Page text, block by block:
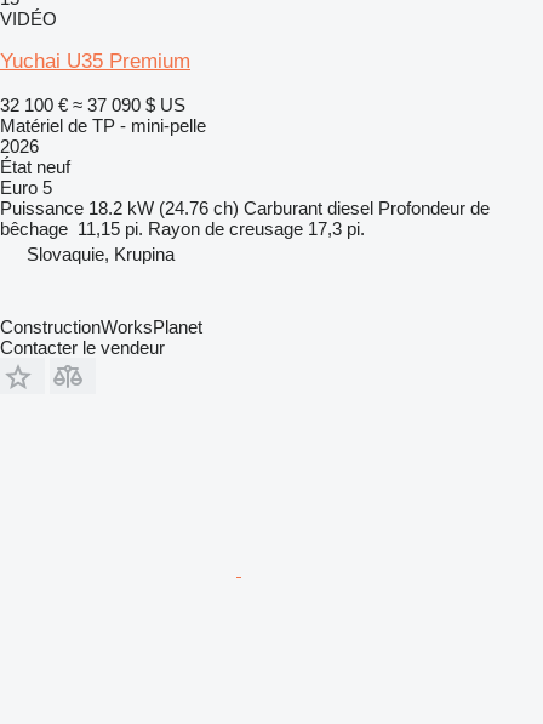
VIDÉO
Yuchai U35 Premium
32 100 € ≈ 37 090 $ US
Matériel de TP - mini-pelle
2026
État neuf
Euro 5
Puissance 18.2 kW (24.76 ch) Carburant diesel Profondeur de
bêchage 11,15 pi. Rayon de creusage 17,3 pi.
Slovaquie, Krupina
ConstructionWorksPlanet
Contacter le vendeur